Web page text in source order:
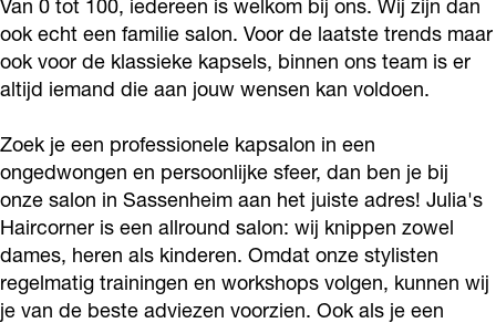
a
'
s
a
r
c
o
r
i
a
'
s
H
a
r
c
l
i
a
'
s
H
a
i
r
'
s
H
a
i
r
c
o
r
u
l
i
a
'
s
H
a
i
Van 0 tot 100, iedereen is welkom bij ons. Wij zijn dan
ook echt een familie salon. Voor de laatste trends maar
ook voor de klassieke kapsels, binnen ons team is er
altijd iemand die aan jouw wensen kan voldoen.
Zoek je een professionele kapsalon in een
ongedwongen en persoonlijke sfeer, dan ben je bij
onze salon in Sassenheim aan het juiste adres! Julia's
Haircorner is een allround salon: wij knippen zowel
dames, heren als kinderen. Omdat onze stylisten
regelmatig trainingen en workshops volgen, kunnen wij
je van de beste adviezen voorzien. Ook als je een